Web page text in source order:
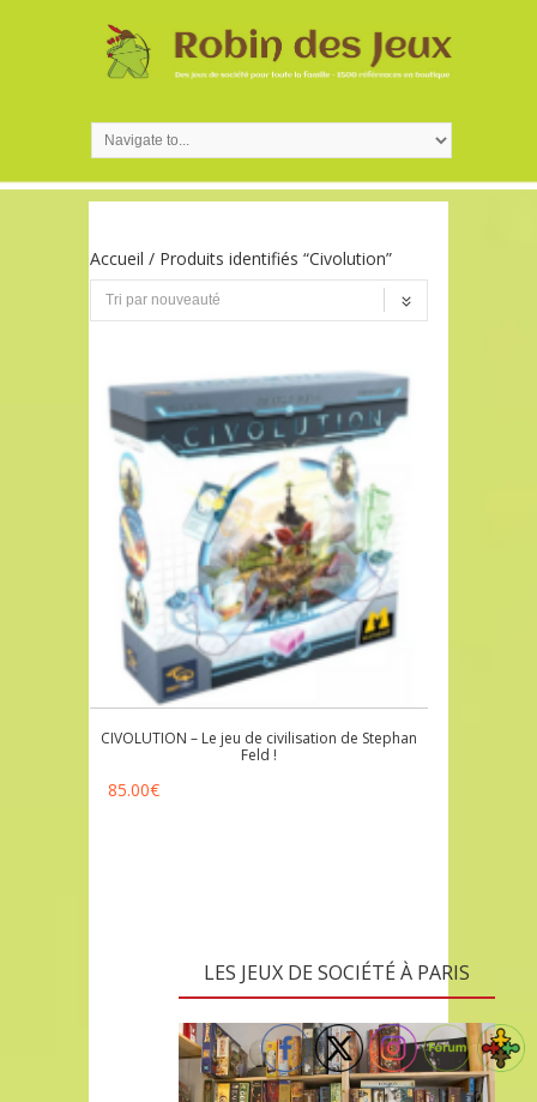
Accueil / Produits identifiés “Civolution”
CIVOLUTION – Le jeu de civilisation de Stephan
Feld !
85.00€
LES JEUX DE SOCIÉTÉ À PARIS